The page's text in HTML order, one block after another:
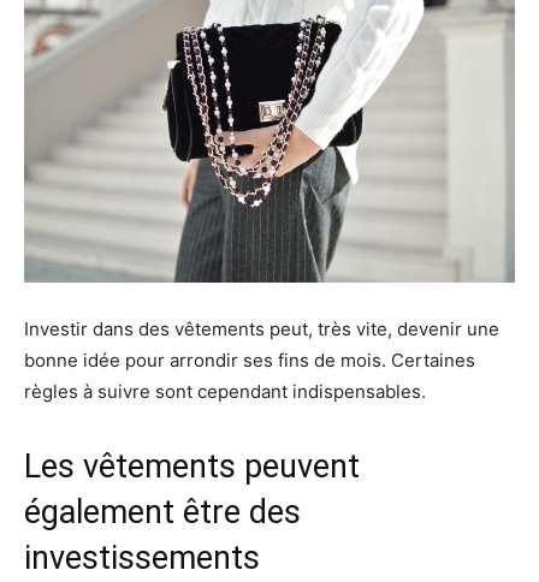
Investir dans des vêtements peut, très vite, devenir une
bonne idée pour arrondir ses fins de mois. Certaines
règles à suivre sont cependant indispensables.
Les vêtements peuvent
également être des
investissements